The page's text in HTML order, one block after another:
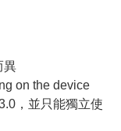
異
on the device
，並只能獨立使